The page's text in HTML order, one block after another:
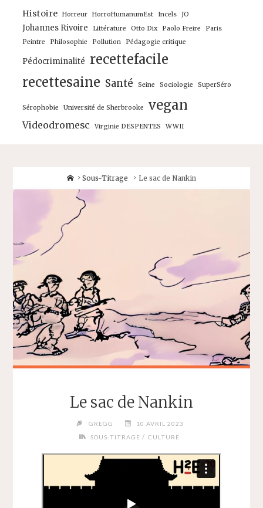
Histoire Horreur HorroHumanumEst Incels JO
Johannes Rivoire Littérature Otto Dix Paolo Freire
Paris
Peintre
Philosophie Pollution Pédagogie critique
Pédocriminalité recettefacile
recettesaine Santé Seine Sociologie SuperSéro
Sérophobie Université de Sherbrooke vegan
Videodromesc Virginie DESPENTES WWII
HomeSous-Titrage Le sac de Nankin
Le sac de Nankin
GREGG
10 AVRIL 2023
SOUS-TITRAGE / CULTURE